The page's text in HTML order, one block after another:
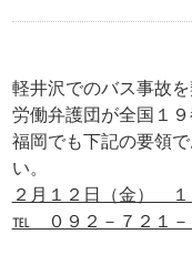
軽井沢でのバス事故
労働弁護団が全国１
福岡でも下記の要領
い。
２月１２日（金） １
℡ ０９２－７２１－